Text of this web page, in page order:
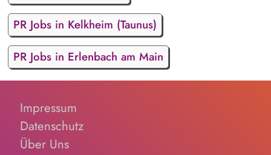
PR Jobs in Kelkheim (Taunus)
PR Jobs in Erlenbach am Main
Impressum
Datenschutz
Über Uns